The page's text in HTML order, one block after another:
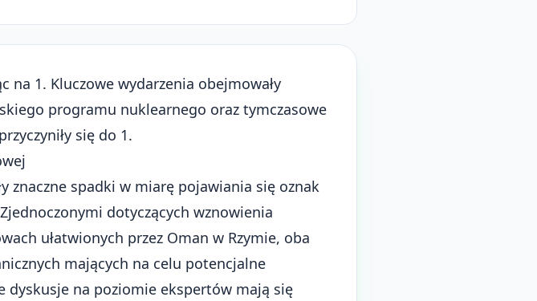
na 1. Kluczowe wydarzenia obejmowały
programu nuklearnego oraz tymczasowe
się do 1.
spadki w miarę pojawiania się oznak
dotyczących wznowienia
ułatwionych przez Oman w Rzymie, oba
mających na celu potencjalne
dyskusje na poziomie ekspertów mają się